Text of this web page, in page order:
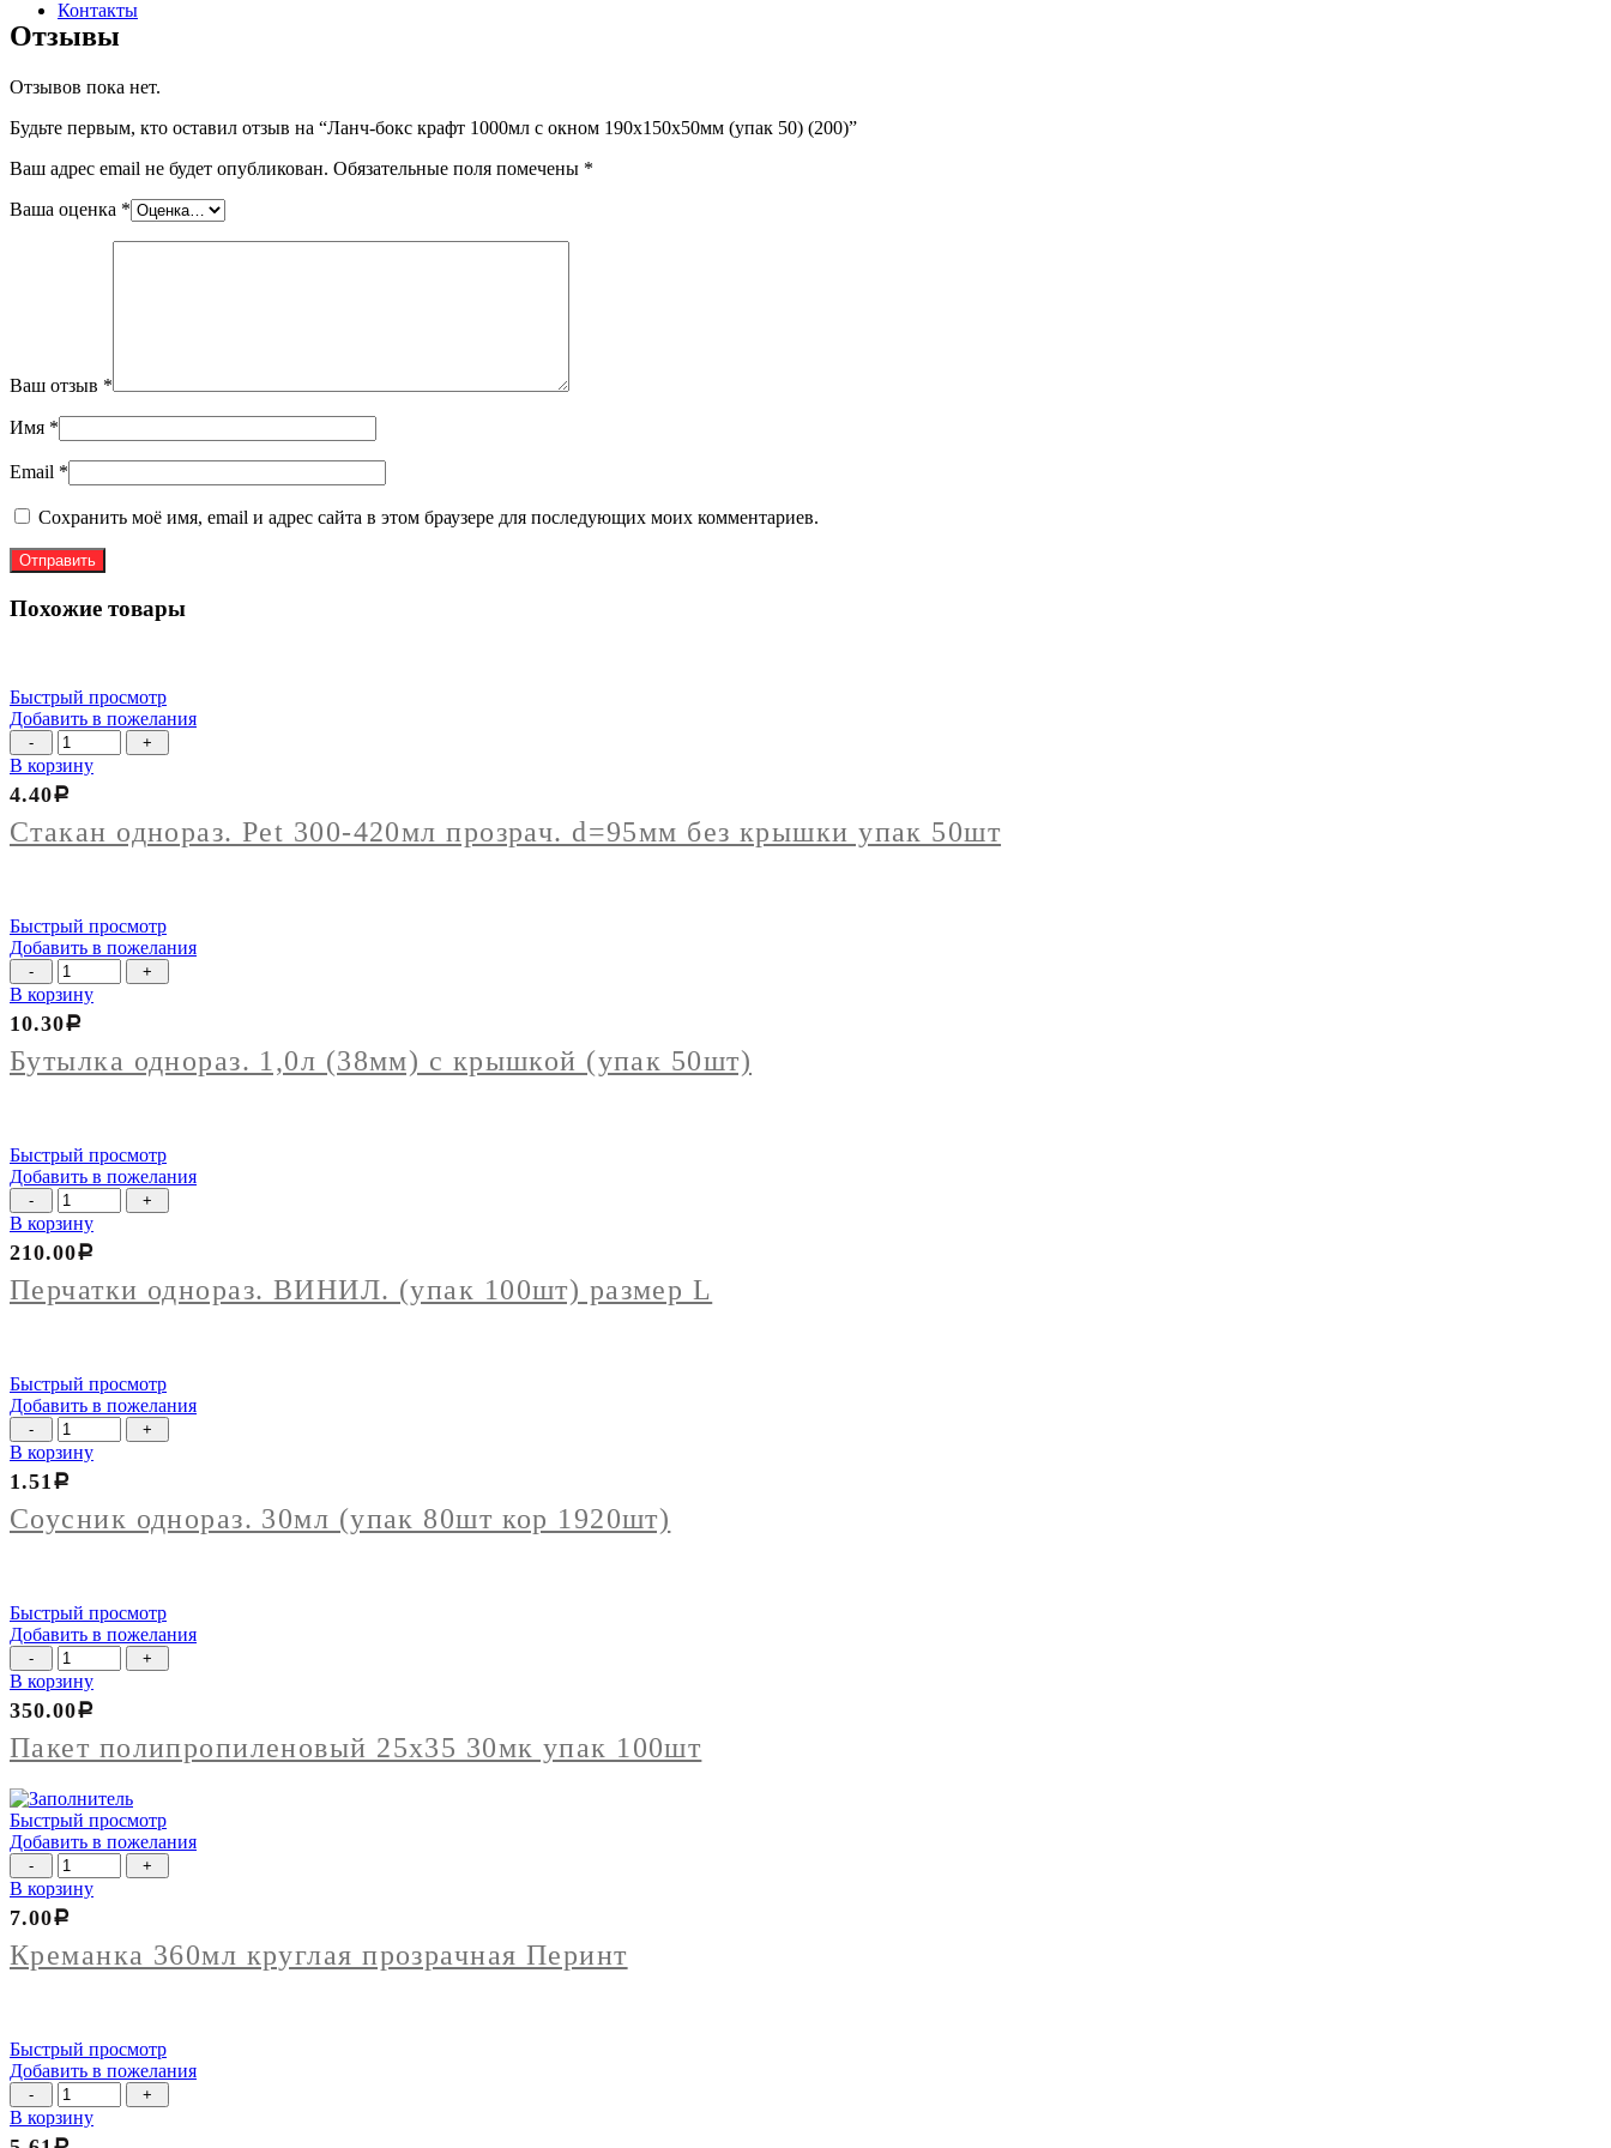
Контакты
Отзывы
Отзывов пока нет.
Будьте первым, кто оставил отзыв на “Ланч-бокс крафт 1000мл с окном 190х150х50мм (упак 50) (200)”
Ваш адрес email не будет опубликован. Обязательные поля помечены *
Ваша оценка *
Ваш отзыв *
Имя *
Email *
Сохранить моё имя, email и адрес сайта в этом браузере для последующих моих комментариев.
Похожие товары
Быстрый просмотр
Добавить в пожелания
Количество
товара
Стакан
однораз.
Pet
300-
без
крышки
упак
50шт
В корзину
Стакан однораз. Pet 300-420мл прозрач. d=95мм без крышки упак 50шт
4.40Р
Быстрый просмотр
Добавить в пожелания
Количество
товара
Бутылка
однораз.
1,0л
(38мм)
50шт)
В корзину
Бутылка однораз. 1,0л (38мм) с крышкой (упак 50шт)
10.30Р
Быстрый просмотр
Добавить в пожелания
Количество
товара
Перчатки
однораз.
ВИНИЛ.
(упак
В корзину
Перчатки однораз. ВИНИЛ. (упак 100шт) размер L
210.00Р
Быстрый просмотр
Добавить в пожелания
Количество
товара
Соусник
однораз.
30мл
(упак
В корзину
Соусник однораз. 30мл (упак 80шт кор 1920шт)
1.51 Р
Быстрый просмотр
Добавить в пожелания
Количество
товара
Пакет
полипропиленовый
25х35
30мк
100шт
В корзину
Пакет полипропиленовый 25х35 30мк упак 100шт
350.00Р
Быстрый просмотр
Добавить в пожелания
Количество
товара
Креманка
360мл
круглая
прозрачная
В корзину
Креманка 360мл круглая прозрачная Перинт
7.00Р
Быстрый просмотр
Добавить в пожелания
Количество
товара
Ланч-
В корзину